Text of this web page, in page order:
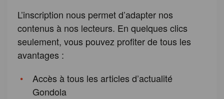
L’inscription nous permet d’adapter nos
contenus à nos lecteurs. En quelques clics
seulement, vous pouvez profiter de tous les
avantages :
Accès à tous les articles d’actualité
Gondola